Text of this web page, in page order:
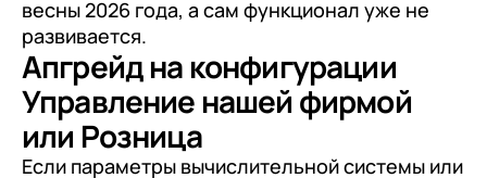
весны 2026 года, а сам функционал уже не
развивается.
Апгрейд на конфигурации
Управление нашей фирмой
или Розница
Если параметры вычислительной системы или
+7 Номер телефона
+7 Номер телефона
Отправить
+7
Отправить
Я даю согласие на обработку
Перейти в корзину
Продолжить покупки